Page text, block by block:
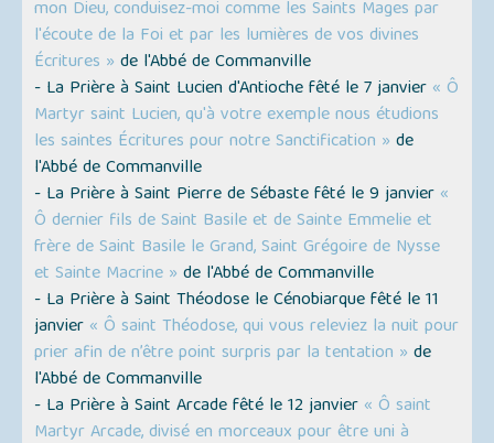
mon Dieu, conduisez-moi comme les Saints Mages par
l'écoute de la Foi et par les lumières de vos divines
Écritures » de l'Abbé de Commanville
- La Prière à Saint Lucien d'Antioche fêté le 7 janvier « Ô
Martyr saint Lucien, qu'à votre exemple nous étudions
les saintes Écritures pour notre Sanctification » de
l'Abbé de Commanville
- La Prière à Saint Pierre de Sébaste fêté le 9 janvier «
Ô dernier fils de Saint Basile et de Sainte Emmelie et
frère de Saint Basile le Grand, Saint Grégoire de Nysse
et Sainte Macrine » de l'Abbé de Commanville
- La Prière à Saint Théodose le Cénobiarque fêté le 11
janvier « Ô saint Théodose, qui vous releviez la nuit pour
prier afin de n’être point surpris par la tentation » de
l'Abbé de Commanville
- La Prière à Saint Arcade fêté le 12 janvier « Ô saint
Martyr Arcade, divisé en morceaux pour être uni à